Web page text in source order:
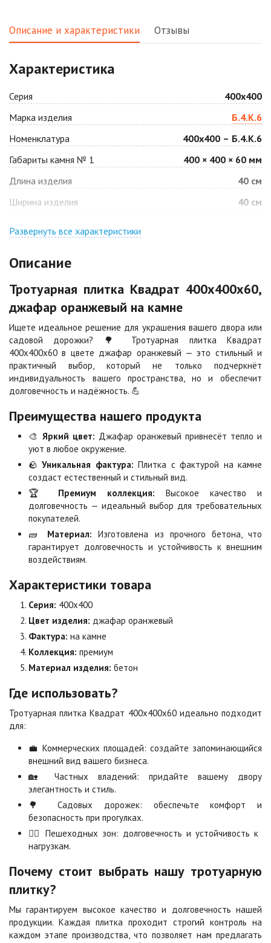
Цена по запросу
Антрацит
Цена по запросу
Арабская ночь
Цена по запросу
Барселона
Цена по запросу
Белая
Цена по запросу
Цена по запросу
Цена по запросу Цена по запросу
Каир
Цена по запросу
Кармен
Цена по запросу
Клинкер
Цена по запросу
Конго
Коричневая
Цена по запросу
Красная
Листопад
Цена по запросу
Меланж
Цена по запросу
Мокко
Цена по запросу Цена по запросу
Оранжевая
Цена по запросу
Особая серия
Цена по запросу
Сахара
Цена по запросу Цена по запросу
Серо-белая
Цена по запросу
Сомон
Сорренто
Цена по запросу
Степь
Цена по запросу Цена по запросу
Черная
Цена по запросу
Черно-белая
Цена по запросу
Описание и характеристики Отзывы
Характеристика
Серия
400х400
Марка изделия
Б.4.К.6
Номенклатура
400х400 – Б.4.К.6
Габариты камня № 1
400 × 400 × 60 мм
Длина изделия
40 см
Ширина изделия
40 см
Развернуть все характеристики
Описание
Тротуарная плитка Квадрат 400х400х60,
джафар оранжевый на камне
Ищете идеальное решение для украшения вашего двора или
садовой дорожки? 🌳 Тротуарная плитка Квадрат
400х400х60 в цвете джафар оранжевый — это стильный и
практичный выбор, который не только подчеркнёт
индивидуальность вашего пространства, но и обеспечит
долговечность и надёжность. 💪
Преимущества нашего продукта
🎨 Яркий цвет: Джафар оранжевый привнесёт тепло и
уют в любое окружение.
🪨Уникальная фактура: Плитка с фактурой на камне
создаст естественный и стильный вид.
🏆 Премиум коллекция: Высокое качество и
долговечность — идеальный выбор для требовательных
покупателей.
🧱 Материал: Изготовлена из прочного бетона, что
гарантирует долговечность и устойчивость к внешним
воздействиям.
Характеристики товара
Серия: 400х400
Цвет изделия: джафар оранжевый
Фактура: на камне
Коллекция: премиум
Материал изделия: бетон
Где использовать?
Тротуарная плитка Квадрат 400х400х60 идеально подходит
для:
💼 Коммерческих площадей: создайте запоминающийся
внешний вид вашего бизнеса.
🏡 Частных владений: придайте вашему двору
элегантность и стиль.
🌳 Садовых дорожек: обеспечьте комфорт и
безопасность при прогулках.
🚶‍♂️ Пешеходных зон: долговечность и устойчивость к
нагрузкам.
Почему стоит выбрать нашу тротуарную
плитку?
Мы гарантируем высокое качество и долговечность нашей
продукции. Каждая плитка проходит строгий контроль на
каждом этапе производства, что позволяет нам предлагать